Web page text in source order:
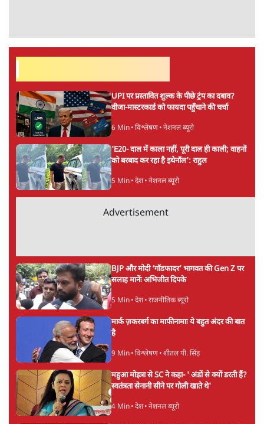
UPI पर प्रस्तावित शुल्क के पीछे ट्रंप का दबाव?
वीजा-मास्टरकार्ड को फायदा पहुँचाने की चर्चा
6 Min• विश्लेषण• नेशनल ब्यूरो
'E20- दाल में काला नहीं, पूरी दाल ही काली; वाहनों
को बरबाद कर रहा है इथेनॉल': राहुल
5 Min• देश• नेशनल ब्यूरो
Advertisement
BJP और मोदी ‘गॉडफादर’ भागवत की Gen Z पर
सलाह मानेंः अभिजीत दिपके
5 Min• देश• राजनीतिक ब्यूरो
मार्क ज़करबर्ग का माफीनामाः ये बहुत अंदर की बात
है
9 Min• विश्लेषण• शीतल पी. सिंह
महुआ मोइत्रा से SC ने कहा- ' अंडों से क्यों डरती हैं?
स्वतंत्रता सेनानी सीने पर गोली खाते थे'
4 Min• देश• नेशनल ब्यूरो